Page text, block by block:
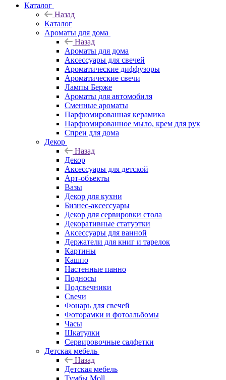
Каталог
Назад
Каталог
Ароматы для дома
Назад
Ароматы для дома
Аксессуары для свечей
Ароматические диффузоры
Ароматические свечи
Лампы Берже
Ароматы для автомобиля
Сменные ароматы
Парфюмированная керамика
Парфюмированное мыло, крем для рук
Спреи для дома
Декор
Назад
Декор
Аксессуары для детской
Арт-объекты
Вазы
Декор для кухни
Бизнес-аксессуары
Декор для сервировки стола
Декоративные статуэтки
Аксессуары для ванной
Держатели для книг и тарелок
Картины
Кашпо
Настенные панно
Подносы
Подсвечники
Свечи
Фонарь для свечей
Фоторамки и фотоальбомы
Часы
Шкатулки
Сервировочные салфетки
Детская мебель
Назад
Детская мебель
Тумбы Moll